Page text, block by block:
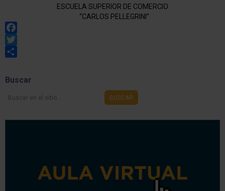
ESCUELA SUPERIOR DE COMERCIO
“CARLOS PELLEGRINI”
Facebook
Twitter
Buscar
Buscar
BUSCAR